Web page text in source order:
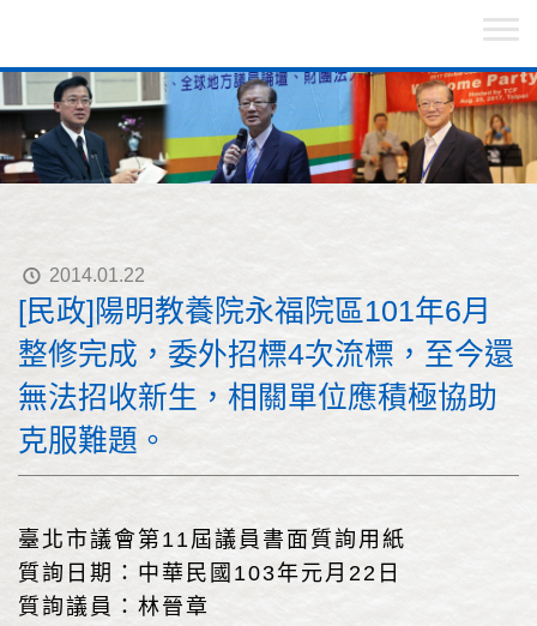
2014.01.22
[民政]陽明教養院永福院區101年6月
整修完成，委外招標4次流標，至今還
無法招收新生，相關單位應積極協助
克服難題。
臺北市議會第11屆議員書面質詢用紙
質詢日期：中華民國103年元月22日
質詢議員：林晉章